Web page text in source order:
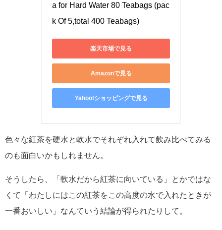
a for Hard Water 80 Teabags (pac
k Of 5,total 400 Teabags)
楽天市場で見る
Amazonで見る
Yahoo!ショッピングで見る
色々な紅茶を硬水と軟水でそれぞれ入れて飲み比べてみる
のも面白いかもしれません。
そうしたら、「軟水だから紅茶に向いている」とかではな
くて「わたしにはこの紅茶をこの高度の水で入れたときが
一番おいしい」なんていう結論が得られたりして。